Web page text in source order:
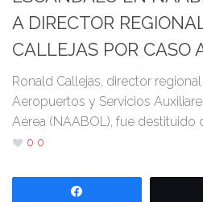
A DIRECTOR
CALLEJAS POR CASO
Ronald Callejas, director
Aeropuertos y Servicios
Aérea (NAABOL), fue destituido
0 0